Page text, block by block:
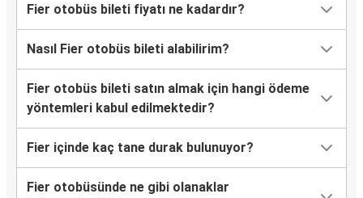
Fier otobüs bileti fiyatı ne kadardır?
Nasıl Fier otobüs bileti alabilirim?
Fier otobüs bileti satın almak için hangi ödeme
yöntemleri kabul edilmektedir?
Fier içinde kaç tane durak bulunuyor?
Fier otobüsünde ne gibi olanaklar